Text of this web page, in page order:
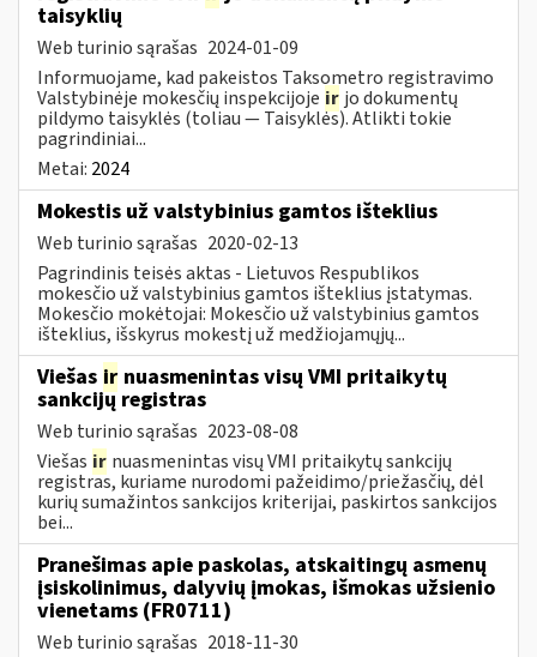
taisyklių
Web turinio sąrašas 2024-01-09
Informuojame, kad pakeistos Taksometro registravimo
Valstybinėje mokesčių inspekcijoje ir jo dokumentų
pildymo taisyklės (toliau — Taisyklės). Atlikti tokie
pagrindiniai...
Metai: 2024
Mokestis už valstybinius gamtos išteklius
Web turinio sąrašas 2020-02-13
Pagrindinis teisės aktas - Lietuvos Respublikos
mokesčio už valstybinius gamtos išteklius įstatymas.
Mokesčio mokėtojai: Mokesčio už valstybinius gamtos
išteklius, išskyrus mokestį už medžiojamųjų...
Viešas ir nuasmenintas visų VMI pritaikytų
sankcijų registras
Web turinio sąrašas 2023-08-08
Viešas ir nuasmenintas visų VMI pritaikytų sankcijų
registras, kuriame nurodomi pažeidimo/priežasčių, dėl
kurių sumažintos sankcijos kriterijai, paskirtos sankcijos
bei...
Pranešimas apie paskolas, atskaitingų asmenų
įsiskolinimus, dalyvių įmokas, išmokas užsienio
vienetams (FR0711)
Web turinio sąrašas 2018-11-30